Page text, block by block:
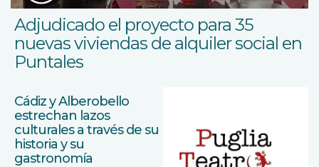
Adjudicado el proyecto para 35
nuevas viviendas de alquiler social en
Puntales
Cádiz y Alberobello
estrechan lazos
culturales a través de su
historia y su
gastronomía